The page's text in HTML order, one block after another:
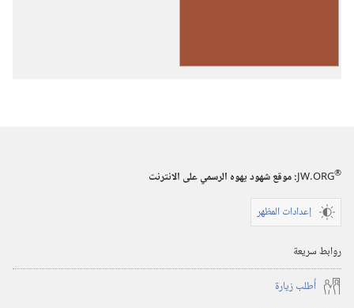
JW.ORG®
:‏ موقع شهود يهوه الرسمي على الانترنت
إعدادات المظهر
روابط سريعة
أُطلب زيارة